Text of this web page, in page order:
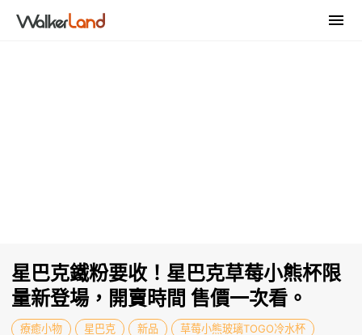
星巴克鐵粉要收！星巴克草莓小熊杯限
量新登場，開賣時間 售價一次看。
療癒小物 星巴克 新品 草莓小熊玻璃TOGO冷水杯